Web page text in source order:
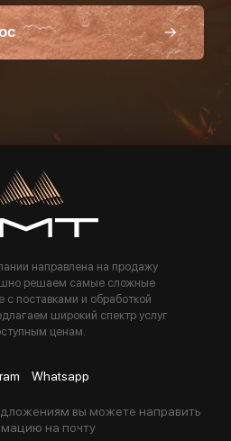
соглашаетесь с политикой компании
направлена на продажу
решаем самые сложные
с поставками и обработкой
широкий спектр услуг
ценам.
Whatsapp
вы можете направить
на почту